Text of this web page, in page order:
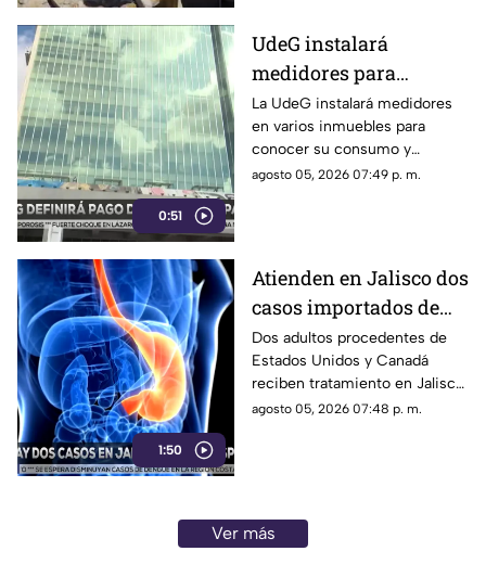
0:51
UdeG instalará
medidores para
comenzar a pagar
consumo de agua al
SIAPA
La UdeG instalará medidores
en varios inmuebles para
conocer su consumo y
comenzar a pagar al SIAPA a
agosto 05, 2026 07:49 p. m.
1:50
Atienden en Jalisco dos
casos importados de
ciclosporiasis
Dos adultos procedentes de
Estados Unidos y Canadá
reciben tratamiento en Jalisco
por ciclosporiasis; ambos se
agosto 05, 2026 07:48 p. m.
Ver más